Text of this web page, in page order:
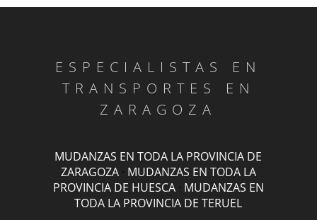
ESPECIALISTAS EN
TRANSPORTES EN
ZARAGOZA
MUDANZAS EN TODA LA PROVINCIA DE
ZARAGOZA· MUDANZAS EN TODA LA
PROVINCIA DE HUESCA· MUDANZAS EN
TODA LA PROVINCIA DE TERUEL